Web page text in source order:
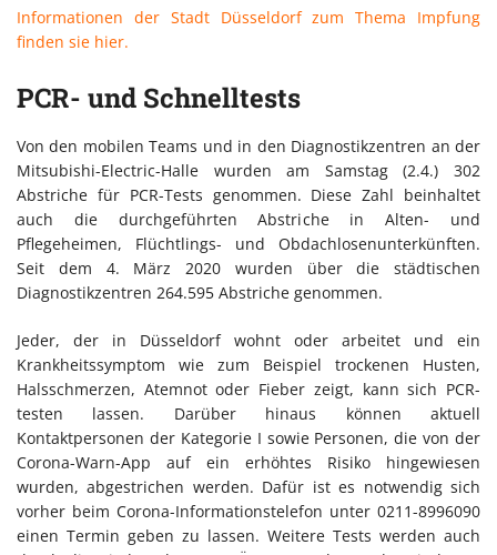
Informationen der Stadt Düsseldorf zum Thema Impfung
finden sie hier.
PCR- und Schnelltests
Von den mobilen Teams und in den Diagnostikzentren an der
Mitsubishi-Electric-Halle wurden am Samstag (2.4.) 302
Abstriche für PCR-Tests genommen. Diese Zahl beinhaltet
auch die durchgeführten Abstriche in Alten- und
Pflegeheimen, Flüchtlings- und Obdachlosenunterkünften.
Seit dem 4. März 2020 wurden über die städtischen
Diagnostikzentren 264.595 Abstriche genommen.
Jeder, der in Düsseldorf wohnt oder arbeitet und ein
Krankheitssymptom wie zum Beispiel trockenen Husten,
Halsschmerzen, Atemnot oder Fieber zeigt, kann sich PCR-
testen lassen. Darüber hinaus können aktuell
Kontaktpersonen der Kategorie I sowie Personen, die von der
Corona-Warn-App auf ein erhöhtes Risiko hingewiesen
wurden, abgestrichen werden. Dafür ist es notwendig sich
vorher beim Corona-Informationstelefon unter 0211-8996090
einen Termin geben zu lassen. Weitere Tests werden auch